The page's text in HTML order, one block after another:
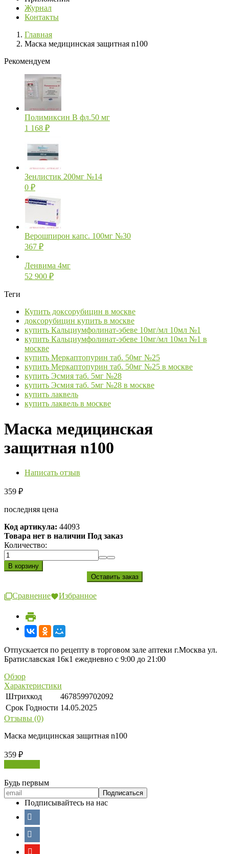
Журнал
Контакты
Главная
Маска медицинская защитная n100
Рекомендуем
Полимиксин В фл.50 мг
1 168 ₽
Зенлистик 200мг №14
0 ₽
Верошпирон капс. 100мг №30
367 ₽
Ленвима 4мг
52 900 ₽
Теги
Купить доксорубицин в москве
доксорубицин купить в москве
купить Кальциумфолинат-эбеве 10мг/мл 10мл №1
купить Кальциумфолинат-эбеве 10мг/мл 10мл №1 в
москве
купить Меркаптопурин таб. 50мг №25
купить Меркаптопурин таб. 50мг №25 в москве
купить Эсмия таб. 5мг №28
купить Эсмия таб. 5мг №28 в москве
купить лаквель
купить лаквель в москве
Маска медицинская
защитная n100
Написать отзыв
359 ₽
последняя цена
Код артикула: 44093
Товара нет в наличии Под заказ
Количество:
Сравнение Избранное
Отпускается по рецепту в торговом зале аптеки г.Москва ул.
Братиславская 16к1 ежедневно с 9:00 до 21:00
Обзор
Характеристики
Штрихкод
4678599702092
Срок Годности 14.05.2025
Отзывы (0)
Маска медицинская защитная n100
359 ₽
Будь первым
Подписывайтесь на нас